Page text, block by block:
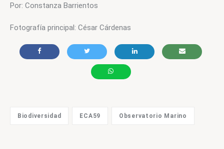
Por: Constanza Barrientos
Fotografía principal: César Cárdenas
Biodiversidad ECA59 Observatorio Marino